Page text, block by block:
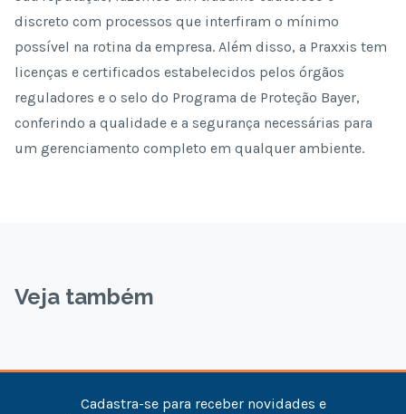
discreto com processos que interfiram o mínimo
possível na rotina da empresa. Além disso, a Praxxis tem
licenças e certificados estabelecidos pelos órgãos
reguladores e o selo do Programa de Proteção Bayer,
conferindo a qualidade e a segurança necessárias para
um gerenciamento completo em qualquer ambiente.
Veja também
Cadastra-se para receber novidades e